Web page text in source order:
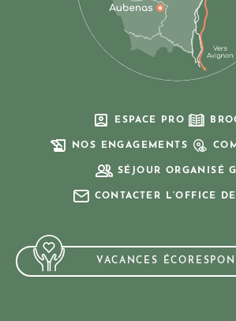
ESPACE PRO
NOS ENGAGEMENTS
SÉJOUR ORGANISÉ
CONTACTER L’OFFICE
VACANCES